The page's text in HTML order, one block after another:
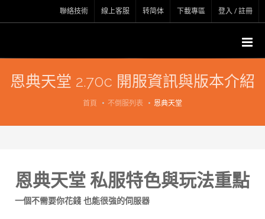
聯絡技術 線上客服 转简体 下載專區 登入 / 註冊
恩典天堂 2.70c 開服資訊與版本介紹
首頁 不倒服列表 恩典天堂
恩典天堂 私服特色與玩法重點
一個不需要你花錢 也能很強的伺服器